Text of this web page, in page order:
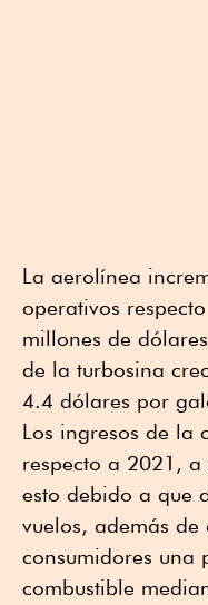
La aerolínea
operativos
millones de
de la turbosina
4.4 dólares por
Los ingresos de la
respecto a 2021,
esto debido a que
vuelos, además de
consumidores una
combustible